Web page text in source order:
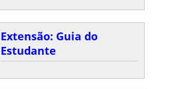
Extensão: Guia do
Estudante